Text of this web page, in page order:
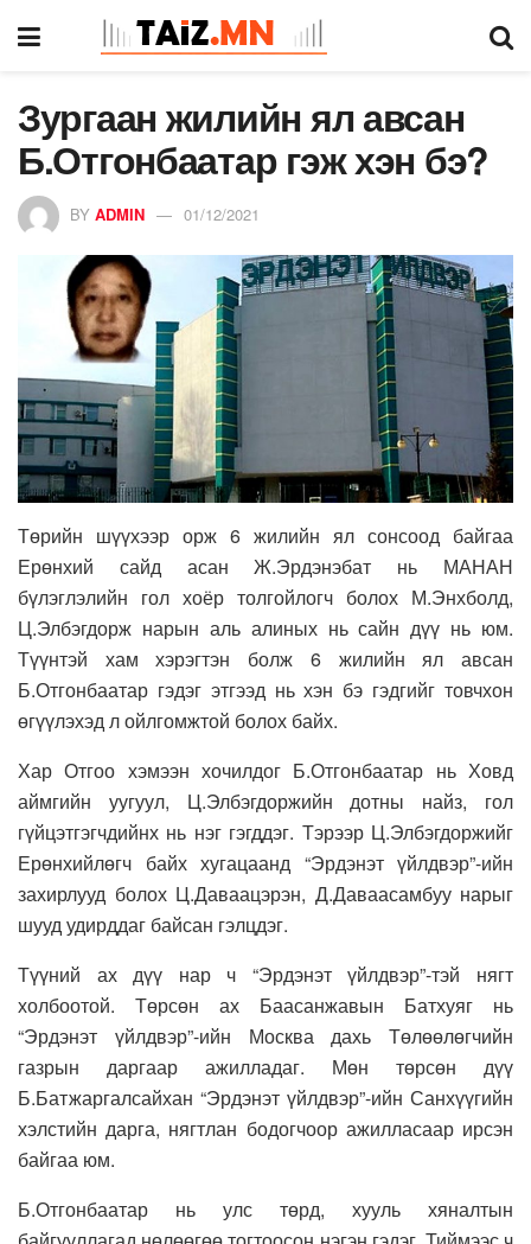
Зургаан жилийн ял авсан
Б.Отгонбаатар гэж хэн бэ?
BY ADMIN 01/12/2021
Төрийн шүүхээр орж 6 жилийн ял сонсоод байгаа
Ерөнхий сайд асан Ж.Эрдэнэбат нь МАНАН
бүлэглэлийн гол хоёр толгойлогч болох М.Энхболд,
Ц.Элбэгдорж нарын аль алиных нь сайн дүү нь юм.
Түүнтэй хам хэрэгтэн болж 6 жилийн ял авсан
Б.Отгонбаатар гэдэг этгээд нь хэн бэ гэдгийг товчхон
өгүүлэхэд л ойлгомжтой болох байх.
Хар Отгоо хэмээн хочилдог Б.Отгонбаатар нь Ховд
аймгийн уугуул, Ц.Элбэгдоржийн дотны найз, гол
гүйцэтгэгчдийнх нь нэг гэгддэг. Тэрээр Ц.Элбэгдоржийг
Ерөнхийлөгч байх хугацаанд “Эрдэнэт үйлдвэр”-ийн
захирлууд болох Ц.Даваацэрэн, Д.Даваасамбуу нарыг
шууд удирддаг байсан гэлцдэг.
Түүний ах дүү нар ч “Эрдэнэт үйлдвэр”-тэй нягт
холбоотой. Төрсөн ах Баасанжавын Батхуяг нь
“Эрдэнэт үйлдвэр”-ийн Москва дахь Төлөөлөгчийн
газрын даргаар ажилладаг. Мөн төрсөн дүү
Б.Батжаргалсайхан “Эрдэнэт үйлдвэр”-ийн Санхүүгийн
хэлстийн дарга, нягтлан бодогчоор ажилласаар ирсэн
байгаа юм.
Б.Отгонбаатар нь улс төрд, хууль хяналтын